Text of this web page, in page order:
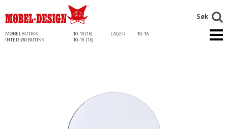
MØBELBUTIKK 10-19(16) LAGER
10-16
INTERIØRBUTIKK
10-19 (16)
Søk